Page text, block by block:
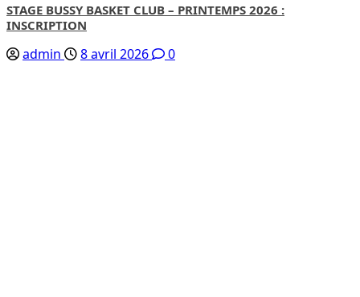
STAGE BUSSY BASKET CLUB – PRINTEMPS 2026 :
INSCRIPTION
admin 8 avril 2026 0